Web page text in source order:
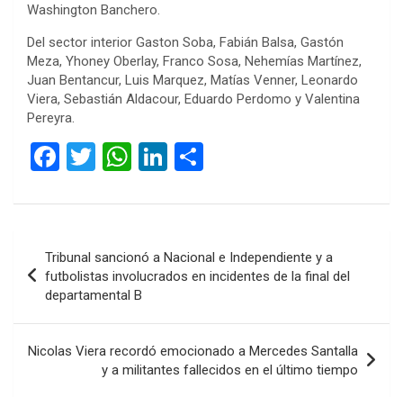
Washington Banchero.
Del sector interior Gaston Soba, Fabián Balsa, Gastón
Meza, Yhoney Oberlay, Franco Sosa, Nehemías Martínez,
Juan Bentancur, Luis Marquez, Matías Venner, Leonardo
Viera, Sebastián Aldacour, Eduardo Perdomo y Valentina
Pereyra.
F
ce
o
o
k
T
tt
W
at
A
p
p
Li
ke
n
m
ar
de
entradas
Tribunal sancionó a Nacional e Independiente y a
futbolistas involucrados en incidentes de la final del
departamental B
Nicolas Viera recordó emocionado a Mercedes Santalla
y a militantes fallecidos en el último tiempo